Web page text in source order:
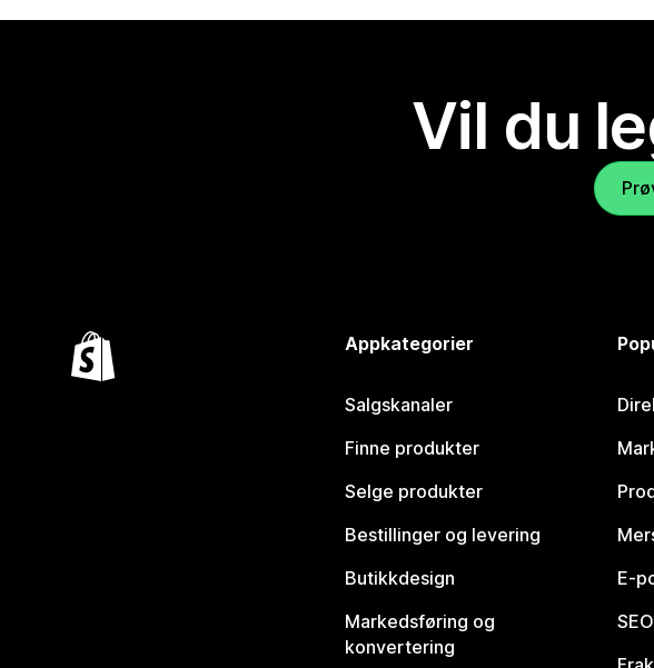
Vil du
Appkategorier
Salgskanaler
Finne produkter
Selge produkter
Bestillinger og levering
Butikkdesign
Markedsføring og
konvertering
E-
SEO